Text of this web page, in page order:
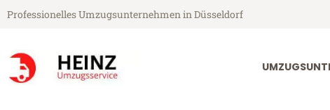
Professionelles Umzugsunternehmen in Düsseldorf